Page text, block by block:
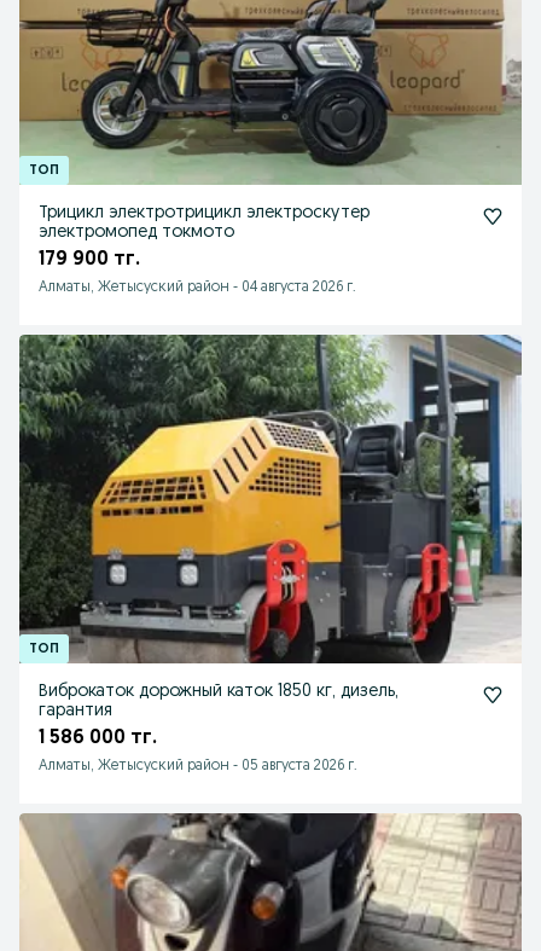
Трицикл электротрицикл электроскутер
электромопед токмото
179 900 тг.
Алматы, Жетысуский район - 04 августа 2026 г.
Виброкаток дорожный каток 1850 кг, дизель,
гарантия
1 586 000 тг.
Алматы, Жетысуский район - 05 августа 2026 г.